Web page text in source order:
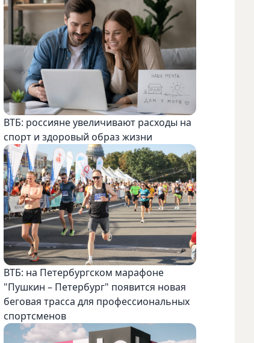
ВТБ: россияне увеличивают расходы на
спорт и здоровый образ жизни
ВТБ: на Петербургском марафоне
"Пушкин – Петербург" появится новая
беговая трасса для профессиональных
спортсменов